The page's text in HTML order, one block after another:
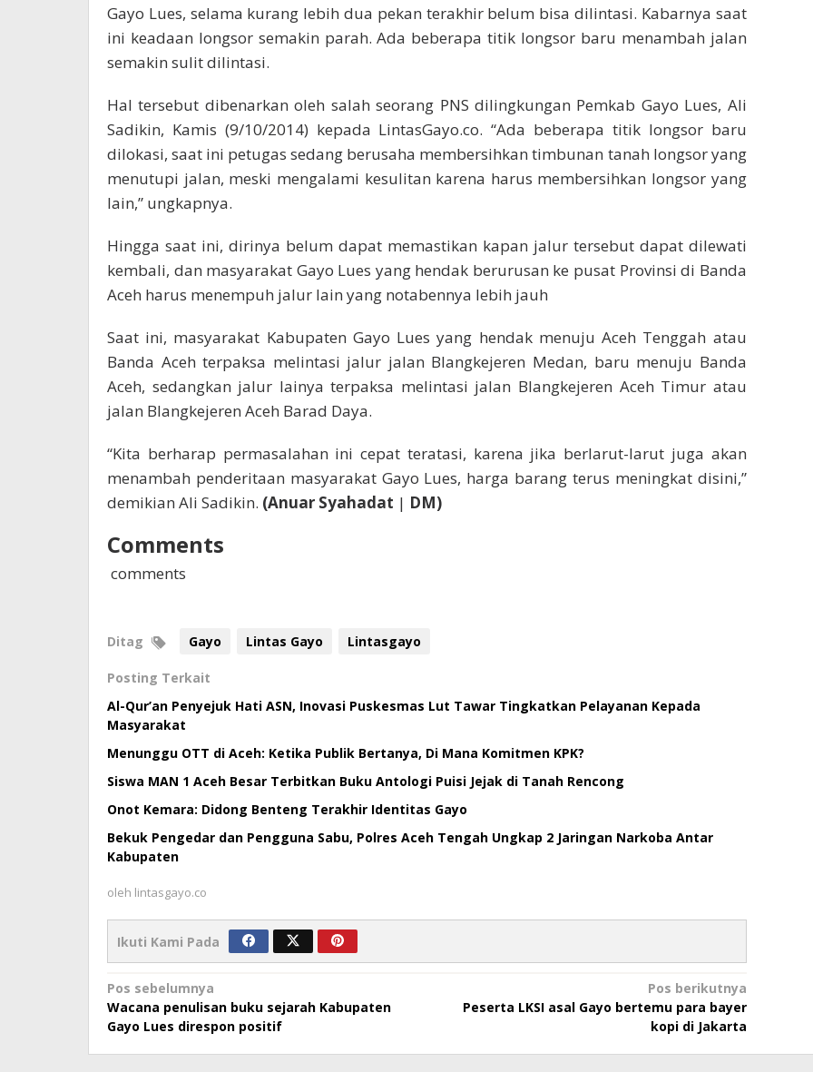
Gayo Lues, selama kurang lebih dua pekan terakhir belum bisa dilintasi. Kabarnya saat
ini keadaan longsor semakin parah. Ada beberapa titik longsor baru menambah jalan
semakin sulit dilintasi.
Hal tersebut dibenarkan oleh salah seorang PNS dilingkungan Pemkab Gayo Lues, Ali
Sadikin, Kamis (9/10/2014) kepada LintasGayo.co. “Ada beberapa titik longsor baru
dilokasi, saat ini petugas sedang berusaha membersihkan timbunan tanah longsor yang
menutupi jalan, meski mengalami kesulitan karena harus membersihkan longsor yang
lain,” ungkapnya.
Hingga saat ini, dirinya belum dapat memastikan kapan jalur tersebut dapat dilewati
kembali, dan masyarakat Gayo Lues yang hendak berurusan ke pusat Provinsi di Banda
Aceh harus menempuh jalur lain yang notabennya lebih jauh
Saat ini, masyarakat Kabupaten Gayo Lues yang hendak menuju Aceh Tenggah atau
Banda Aceh terpaksa melintasi jalur jalan Blangkejeren Medan, baru menuju Banda
Aceh, sedangkan jalur lainya terpaksa melintasi jalan Blangkejeren Aceh Timur atau
jalan Blangkejeren Aceh Barad Daya.
“Kita berharap permasalahan ini cepat teratasi, karena jika berlarut-larut juga akan
menambah penderitaan masyarakat Gayo Lues, harga barang terus meningkat disini,”
demikian Ali Sadikin. (Anuar Syahadat | DM)
Comments
comments
Ditag Gayo Lintas Gayo Lintasgayo
Posting Terkait
Al-Qur’an Penyejuk Hati ASN, Inovasi Puskesmas Lut Tawar Tingkatkan Pelayanan Kepada
Masyarakat
Menunggu OTT di Aceh: Ketika Publik Bertanya, Di Mana Komitmen KPK?
Siswa MAN 1 Aceh Besar Terbitkan Buku Antologi Puisi Jejak di Tanah Rencong
Onot Kemara: Didong Benteng Terakhir Identitas Gayo
Bekuk Pengedar dan Pengguna Sabu, Polres Aceh Tengah Ungkap 2 Jaringan Narkoba Antar
Kabupaten
oleh lintasgayo.co
Ikuti Kami Pada
Navigasi
pos
Pos sebelumnya
Wacana penulisan buku sejarah Kabupaten
Gayo Lues direspon positif
Pos berikutnya
Peserta LKSI asal Gayo bertemu para bayer
kopi di Jakarta